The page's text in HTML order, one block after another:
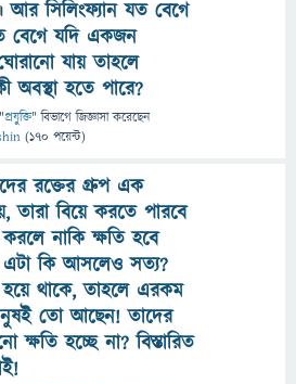
আর সিলিংফ্যান যত বেগে
বেগে যদি একজন
যায় তাহলে
অবস্থা হতে পারে?
"প্রযুক্তি" বিভাগে জিজ্ঞাসাকরেছেন
(170 পয়েন্ট)
রক্তের গ্রুপ এক
তারা বিয়ে করতে পারবে
করলে নাকি ক্ষতি হবে
এটা কি আসলেও সত্য?
থাকে, তাহলে এরকম
তো আছেন! তাদের
ক্ষতি হচ্ছে না? বিস্তারিত